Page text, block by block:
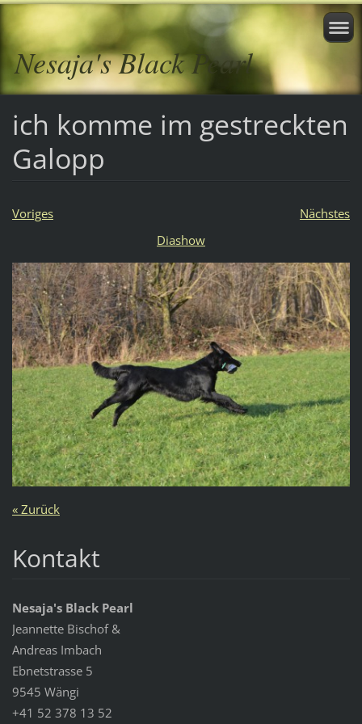
Nesaja's Black Pearl
ich komme im gestreckten
Galopp
Voriges
Nächstes
Diashow
« Zurück
Kontakt
Nesaja's Black Pearl
Jeannette Bischof &
Andreas Imbach
Ebnetstrasse 5
9545 Wängi
+41 52 378 13 52